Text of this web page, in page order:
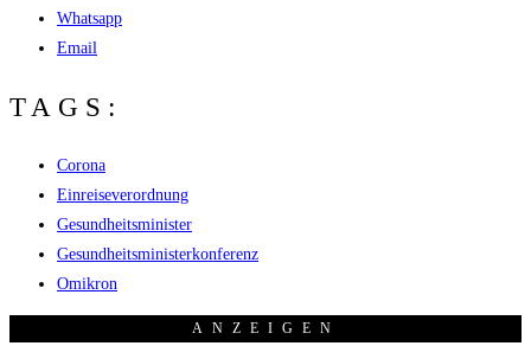
Whatsapp
Email
TAGS:
Corona
Einreiseverordnung
Gesundheitsminister
Gesundheitsministerkonferenz
Omikron
ANZEI­GEN